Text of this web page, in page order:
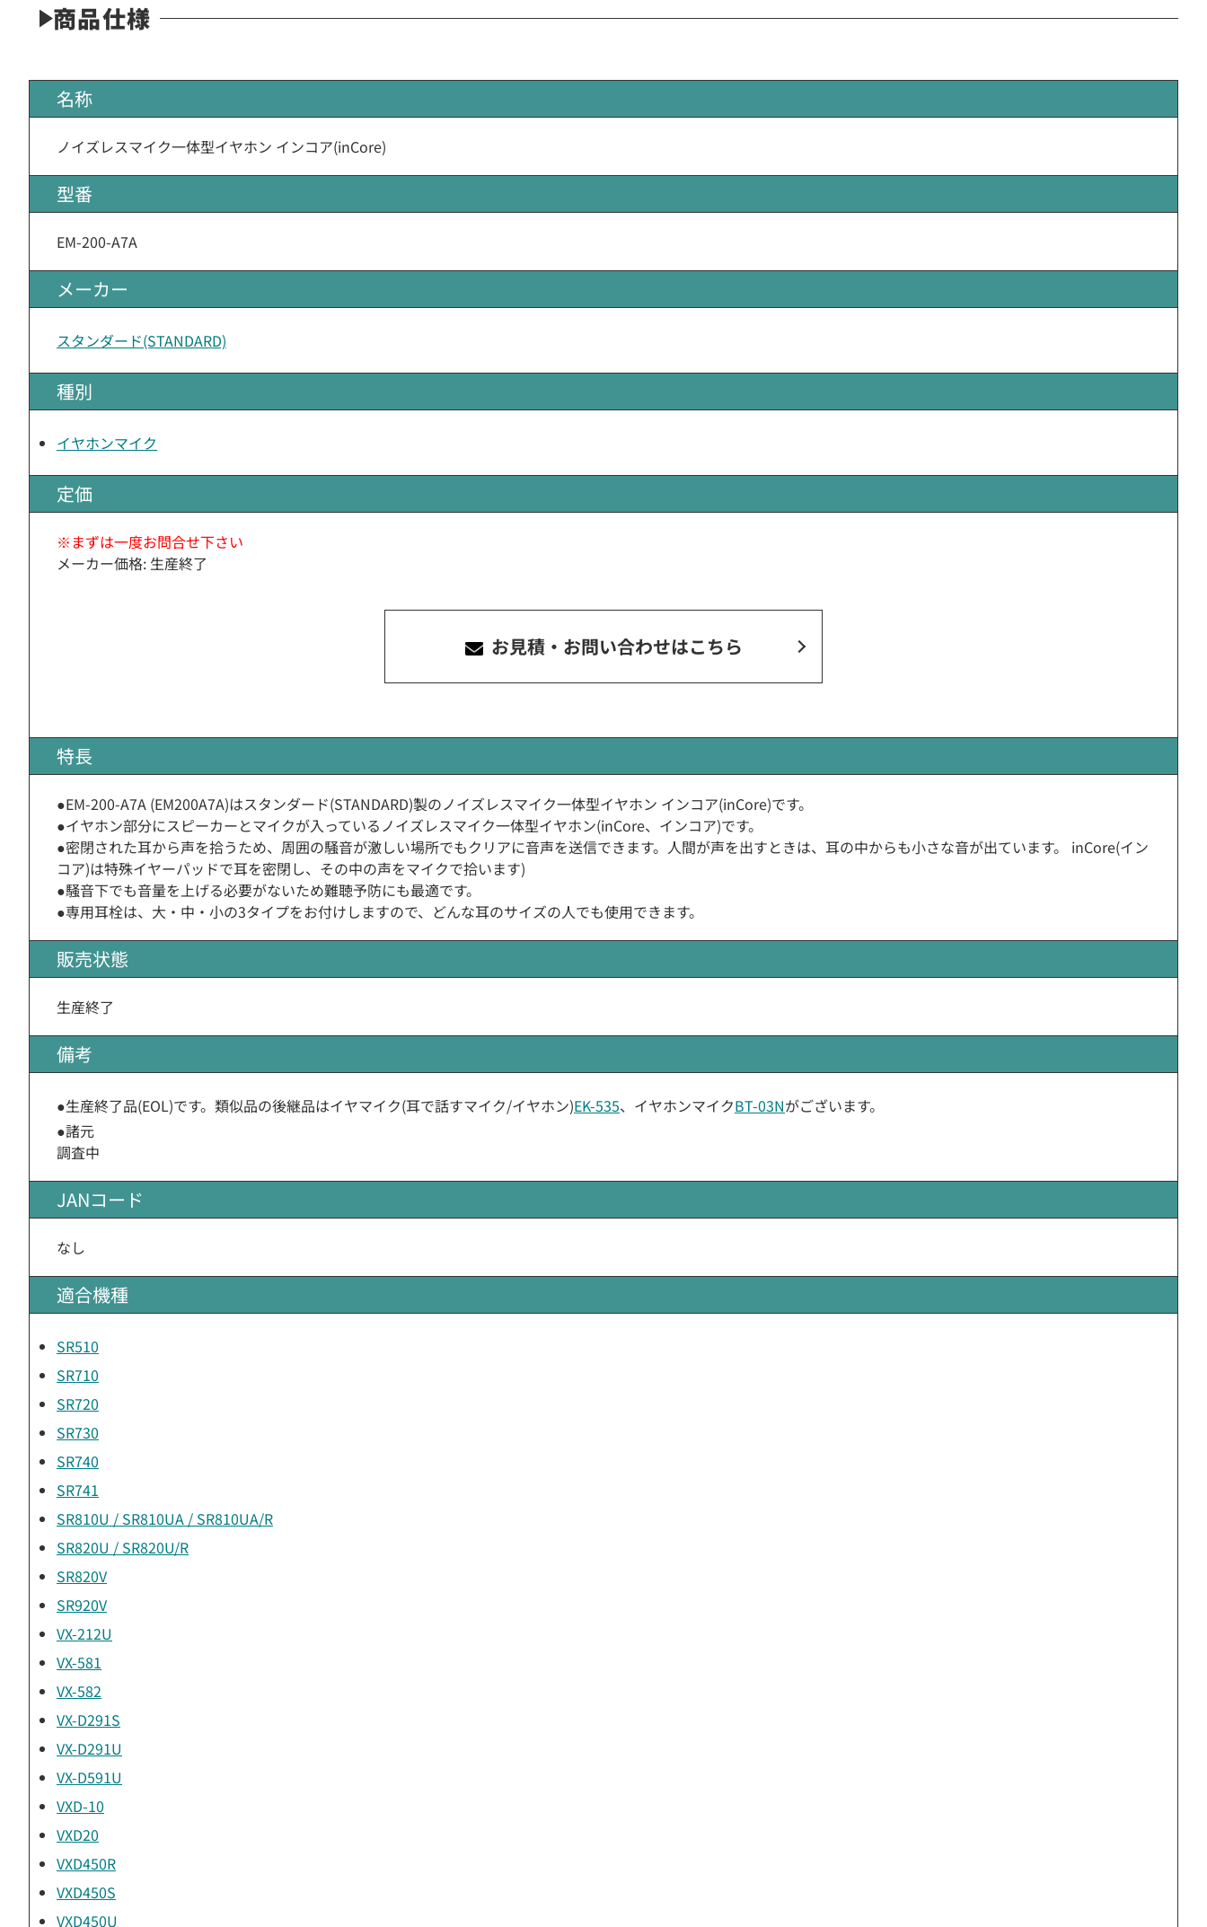
商品仕様
名称
ノイズレスマイク一体型イヤホン インコア(inCore)
型番
EM-200-A7A
メーカー
スタンダード(STANDARD)
種別
イヤホンマイク
定価
※まずは一度お問合せ下さい
メーカー価格: 生産終了
お見積・お問い合わせはこちら
特長
●EM-200-A7A (EM200A7A)はスタンダード(STANDARD)製のノイズレスマイク一体型イヤホン インコア(inCore)です。
●イヤホン部分にスピーカーとマイクが入っているノイズレスマイク一体型イヤホン(inCore、インコア)です。
●密閉された耳から声を拾うため、周囲の騒音が激しい場所でもクリアに音声を送信できます。人間が声を出すときは、耳の中からも小さな音が出ています。 inCore(イン
コア)は特殊イヤーパッドで耳を密閉し、その中の声をマイクで拾います)
●騒音下でも音量を上げる必要がないため難聴予防にも最適です。
●専用耳栓は、大・中・小の3タイプをお付けしますので、どんな耳のサイズの人でも使用できます。
販売状態
生産終了
備考
●生産終了品(EOL)です。類似品の後継品はイヤマイク(耳で話すマイク/イヤホン)EK-535、イヤホンマイクBT-03Nがございます。
●諸元
調査中
JANコード
なし
適合機種
SR510
SR710
SR720
SR730
SR740
SR741
SR810U / SR810UA / SR810UA/R
SR820U / SR820U/R
SR820V
SR920V
VX-212U
VX-581
VX-582
VX-D291S
VX-D291U
VX-D591U
VXD-10
VXD20
VXD450R
VXD450S
VXD450U